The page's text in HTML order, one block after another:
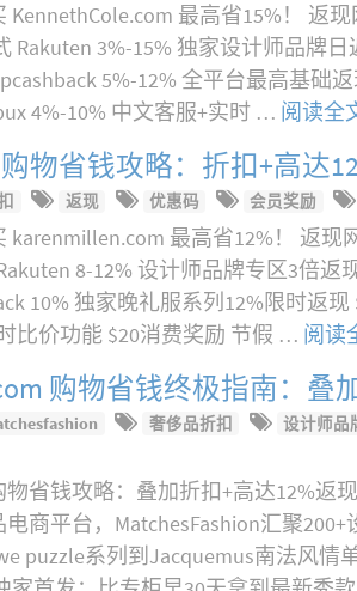
最高省15%！ 返
Rakuten 3%-15% 独家设计师品牌日
5%-12% 全平台最高基础
4%-10% 中文客服+实时 … 阅读全
物省钱攻略：折扣+高达
返现 优惠码 会员奖励
karenmillen.com 最高省12%！ 返
8-12% 设计师品牌专区3倍返
10% 独家晚礼服系列12%限时返
比价功能 $20消费奖励 节假 … 阅读
购物省钱终极指南：叠
奢侈品折扣 设计师品
省钱攻略：叠加折扣+高达12%返
商平台，MatchesFashion汇聚
puzzle系列到Jacquemus南法风